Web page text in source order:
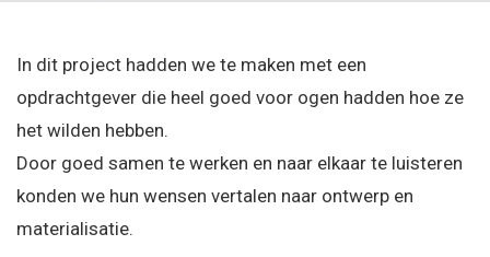
In dit project hadden we te maken met een
opdrachtgever die heel goed voor ogen hadden hoe ze
het wilden hebben.
Door goed samen te werken en naar elkaar te luisteren
konden we hun wensen vertalen naar ontwerp en
materialisatie.